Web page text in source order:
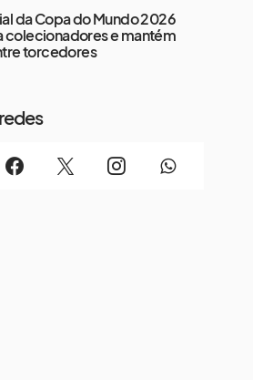
da Copa do Mundo 2026
colecionadores e mantém
torcedores